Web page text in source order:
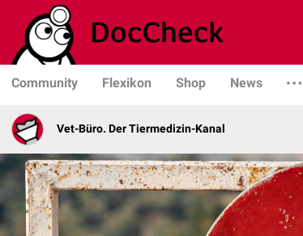
Community Flexikon Shop News
Vet-Büro. Der Tiermedizin-Kanal